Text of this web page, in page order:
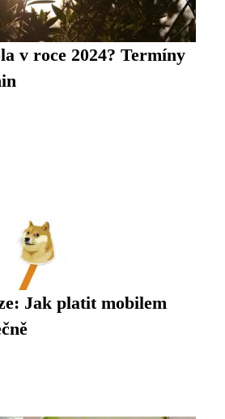
v roce 2024? Termíny
Jak platit mobilem